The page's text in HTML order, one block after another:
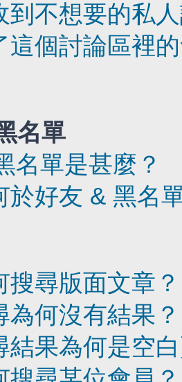
到不想要的私
這個討論區裡
名單
名單是甚麼？
於好友 & 黑名
搜尋版面文章？
為何沒有結果？
結果為何是空